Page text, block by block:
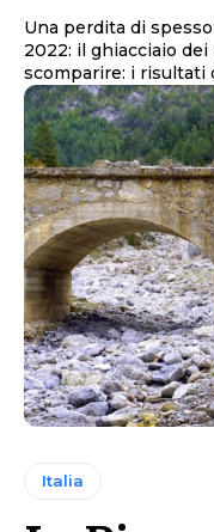
Una perdita di
2022: il ghiacciaio
scomparire: i risultati
Italia